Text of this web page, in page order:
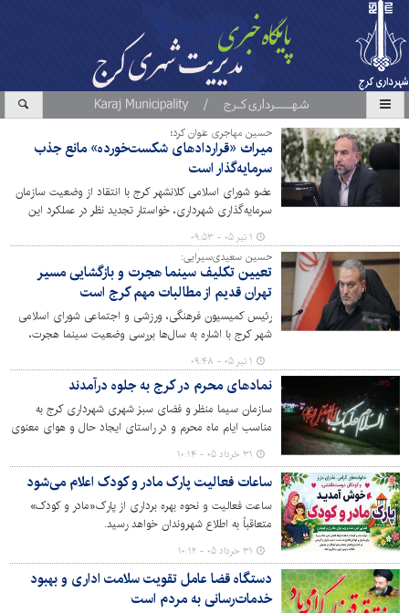
حسین مهاجری عنوان کرد؛
میراث «قراردادهای شکست‌خورده» مانع جذب
سرمایه‌گذار است
عضو شورای اسلامی کلانشهر کرج با انتقاد از وضعیت سازمان
سرمایه‌گذاری شهرداری، خواستار تجدید نظر در عملکرد این
مجموعه شد.
۱ تیر ۰۵ - ۰۹:۵۳
حسین سعیدی‌سیرایی:
تعیین تکلیف سینما هجرت و بازگشایی مسیر
تهران قدیم از مطالبات مهم کرج است
رئیس کمیسیون فرهنگی، ورزشی و اجتماعی شورای اسلامی
شهر کرج با اشاره به سال‌ها بررسی وضعیت سینما هجرت،
گفت: تعیین تکلیف این پروژه و تصمیم‌گیری درباره آن
می‌تواند به حل یکی از مطالبات قدیمی شهر و بازگشایی
مسیرهای مهم شهری کمک کند.
۱ تیر ۰۵ - ۰۹:۴۸
نمادهای محرم در کرج به جلوه درآمدند
سازمان سیما منظر و فضای سبز شهری شهرداری کرج به
مناسب ایام ماه محرم و در راستای ایجاد حال و هوای معنوی
و متناسب با ایام سوگواری سید و سالار شهیدان حضرت امام
حسین(ع)، تعداد 10 اِلمان حجمی و 70 اِلمان نوری در سطح
شهر کرج نصب کرد.
۳۱ خرداد ۰۵ - ۱۰:۱۴
ساعات فعالیت پارک مادر و کودک اعلام می‌شود
ساعت فعالیت و نحوه بهره برداری از پارک«مادر و کودک»
متعاقباً به اطلاع شهروندان خواهد رسید.
۳۱ خرداد ۰۵ - ۱۰:۱۲
دستگاه قضا عامل تقویت سلامت اداری و بهبود
خدمات‌رسانی به مردم است